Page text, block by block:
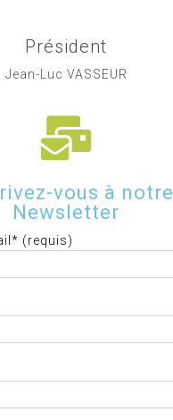
Président
Jean-Luc VASSEUR
vous à notre
Newsletter
(requis)